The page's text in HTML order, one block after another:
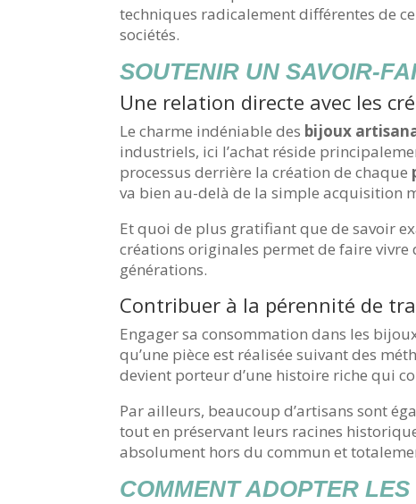
techniques radicalement différentes de
sociétés.
SOUTENIR UN SAVOIR-
Une relation directe avec les
Le charme indéniable des bijoux
industriels, ici l’achat réside
processus derrière la création de chaque
va bien au-delà de la simple acquisition
Et quoi de plus gratifiant que de savoir
créations originales permet de faire
générations.
Contribuer à la pérennité de
Engager sa consommation dans les
qu’une pièce est réalisée suivant des
devient porteur d’une histoire riche qui
Par ailleurs, beaucoup d’artisans sont
tout en préservant leurs racines
absolument hors du commun et
COMMENT ADOPTER